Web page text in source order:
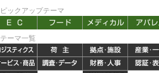
ピックアップテーマ
テーマ一覧